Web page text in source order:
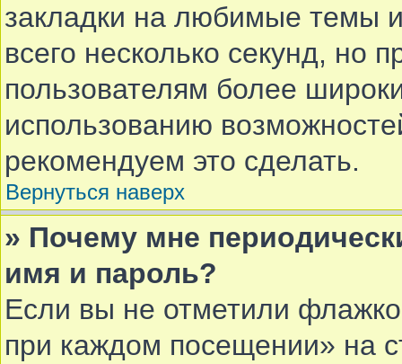
закладки на любимые темы
всего несколько секунд, но
пользователям более
использованию
рекомендуем это сделать.
Вернуться наверх
» Почему мне
имя и пароль?
Если вы не отметили
при каждом посещении» на